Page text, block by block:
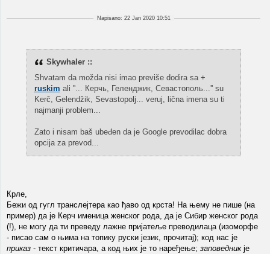
Napisano: 22 Jan 2020 10:51
Skywhaler ::
Shvatam da možda nisi imao previše dodira sa +
ruskim ali ''... Керчь, Геленджик, Севастополь...'' su
Kerč, Gelendžik, Sevastopolj... veruj, lična imena su ti
najmanji problem...
Zato i nisam baš ubeđen da je Google prevodilac dobra
opcija za prevod...
Крле,
Бежи од гугл транслејтера као ђаво од крста! На њему не пише (на
пример) да је Керч именица женског рода, да је Сибир женског рода
(!), не могу да ти преведу лажне пријатеље преводилаца (изоморфе
- писао сам о њима на топику руски језик, прочитај); код нас је
приказ - текст критичара, а код њих је то наређење; заповедникје